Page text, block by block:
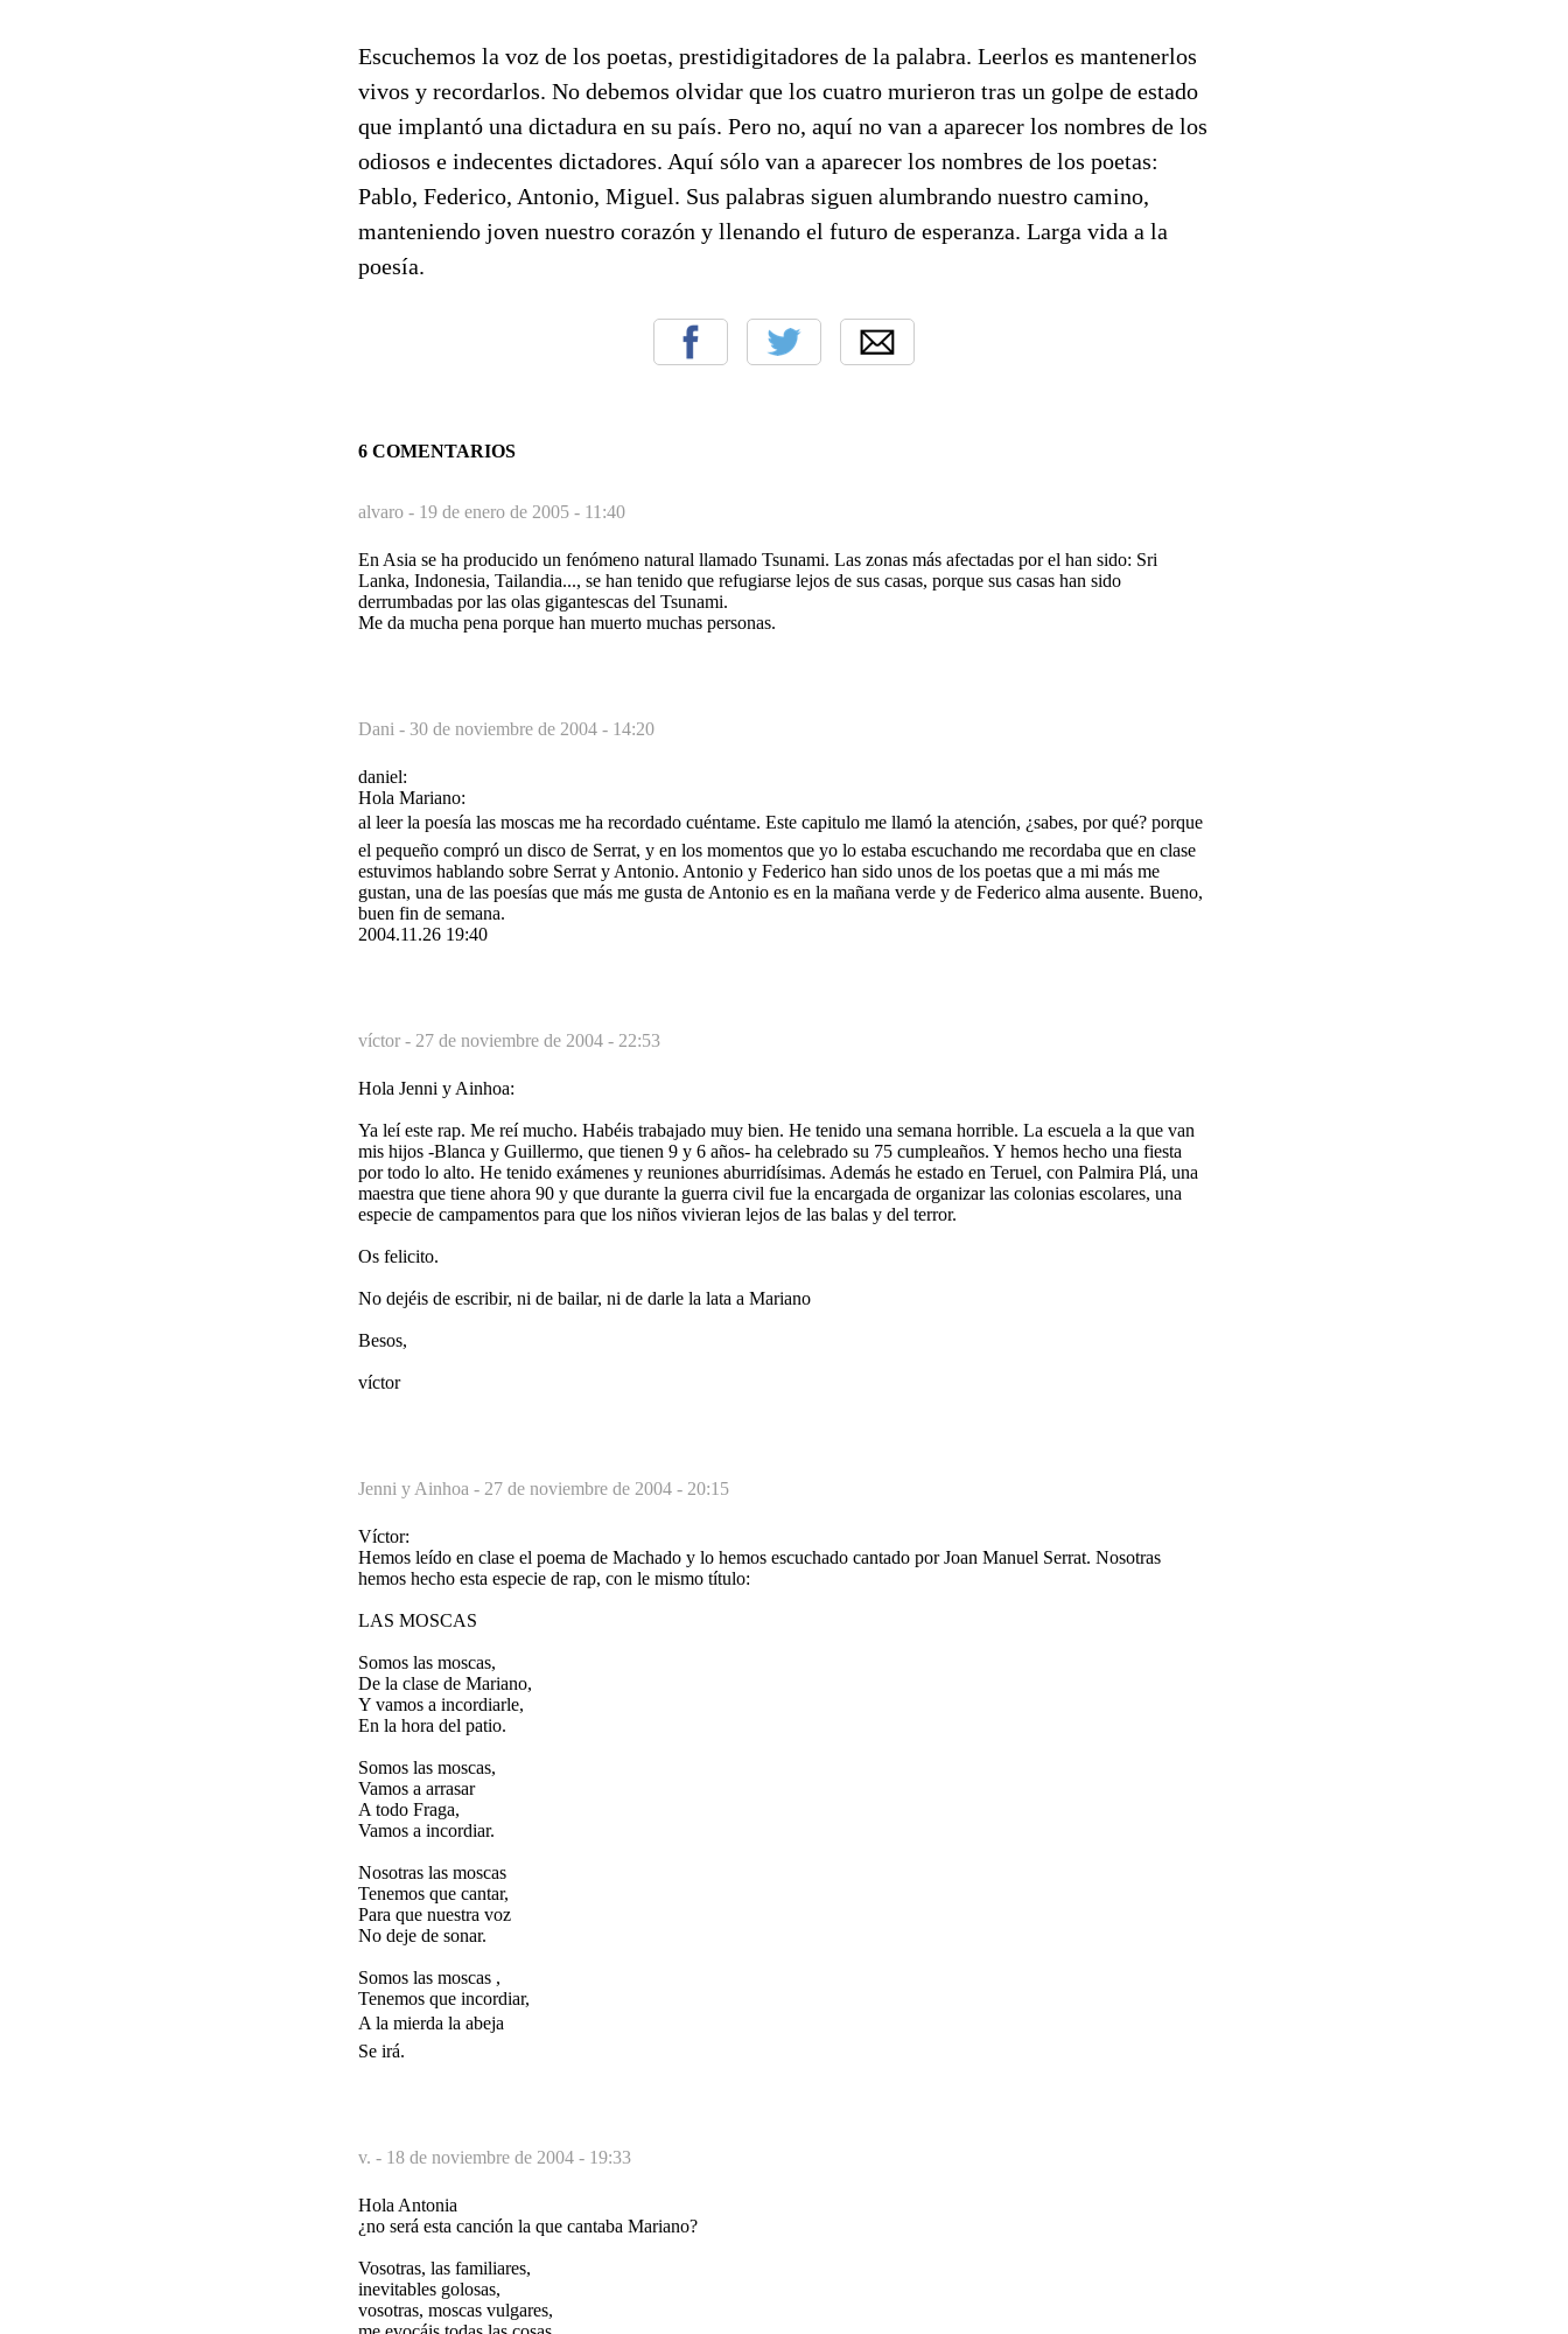
Escuchemos la voz de los poetas, prestidigitadores de la palabra. Leerlos es mantenerlos
vivos y recordarlos. No debemos olvidar que los cuatro murieron tras un golpe de estado
que implantó una dictadura en su país. Pero no, aquí no van a aparecer los nombres de los
odiosos e indecentes dictadores. Aquí sólo van a aparecer los nombres de los poetas:
Pablo, Federico, Antonio, Miguel. Sus palabras siguen alumbrando nuestro camino,
manteniendo joven nuestro corazón y llenando el futuro de esperanza. Larga vida a la
poesía.
6 COMENTARIOS
alvaro - 19 de enero de 2005 - 11:40
En Asia se ha producido un fenómeno natural llamado Tsunami. Las zonas más afectadas por el han sido: Sri
Lanka, Indonesia, Tailandia..., se han tenido que refugiarse lejos de sus casas, porque sus casas han sido
derrumbadas por las olas gigantescas del Tsunami.
Me da mucha pena porque han muerto muchas personas.
Dani - 30 de noviembre de 2004 - 14:20
daniel:
Hola Mariano:
al leer la poesía las moscas me ha recordado cuéntame. Este capitulo me llamó la atención, ¿sabes, por qué? porque
el pequeño compró un disco de Serrat, y en los momentos que yo lo estaba escuchando me recordaba que en clase
estuvimos hablando sobre Serrat y Antonio. Antonio y Federico han sido unos de los poetas que a mi más me
gustan, una de las poesías que más me gusta de Antonio es en la mañana verde y de Federico alma ausente. Bueno,
buen fin de semana.
2004.11.26 19:40
víctor - 27 de noviembre de 2004 - 22:53
Hola Jenni y Ainhoa:
Ya leí este rap. Me reí mucho. Habéis trabajado muy bien. He tenido una semana horrible. La escuela a la que van
mis hijos -Blanca y Guillermo, que tienen 9 y 6 años- ha celebrado su 75 cumpleaños. Y hemos hecho una fiesta
por todo lo alto. He tenido exámenes y reuniones aburridísimas. Además he estado en Teruel, con Palmira Plá, una
maestra que tiene ahora 90 y que durante la guerra civil fue la encargada de organizar las colonias escolares, una
especie de campamentos para que los niños vivieran lejos de las balas y del terror.
Os felicito.
No dejéis de escribir, ni de bailar, ni de darle la lata a Mariano
Besos,
víctor
Jenni y Ainhoa - 27 de noviembre de 2004 - 20:15
Víctor:
Hemos leído en clase el poema de Machado y lo hemos escuchado cantado por Joan Manuel Serrat. Nosotras
hemos hecho esta especie de rap, con le mismo título:
LAS MOSCAS
Somos las moscas,
De la clase de Mariano,
Y vamos a incordiarle,
En la hora del patio.
Somos las moscas,
Vamos a arrasar
A todo Fraga,
Vamos a incordiar.
Nosotras las moscas
Tenemos que cantar,
Para que nuestra voz
No deje de sonar.
Somos las moscas ,
Tenemos que incordiar,
A la mierda la abeja
Se irá.
v. - 18 de noviembre de 2004 - 19:33
Hola Antonia
¿no será esta canción la que cantaba Mariano?
Vosotras, las familiares,
inevitables golosas,
vosotras, moscas vulgares,